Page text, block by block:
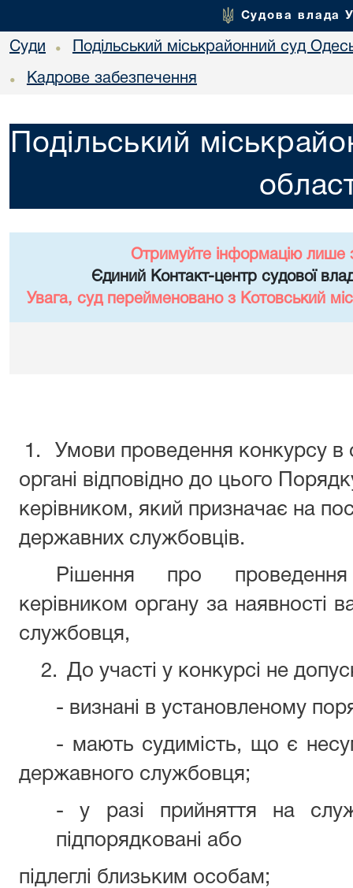
Судова влада
Суди • Подільський міськрайонний суд
• Кадрове забезпечення
Подільський
Отримуйте інформацію лише
Єдиний Контакт-центр судової
Увага, суд перейменовано з Котовський
1.
Умови проведення конкурсу
органі відповідно до цього
керівником, який призначає на
державних службовців.
Рішення про
керівником органу за наявності
службовця,
2. До участі у конкурсі не
- визнані в установленому
- мають судимість, що є
державного службовця;
-у разі прийняття на
підпорядковані або
підлеглі близьким особам;